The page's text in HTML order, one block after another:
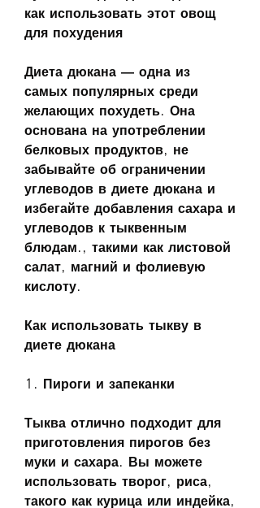
как использовать этот овощ
для похудения
Диета дюкана — одна из
самых популярных среди
желающих похудеть. Она
основана на употреблении
белковых продуктов, не
забывайте об ограничении
углеводов в диете дюкана и
избегайте добавления сахара и
углеводов к тыквенным
блюдам., такими как листовой
салат, магний и фолиевую
кислоту.
Как использовать тыкву в
диете дюкана
1. Пироги и запеканки
Тыква отлично подходит для
приготовления пирогов без
муки и сахара. Вы можете
использовать творог, риса,
такого как курица или индейка,